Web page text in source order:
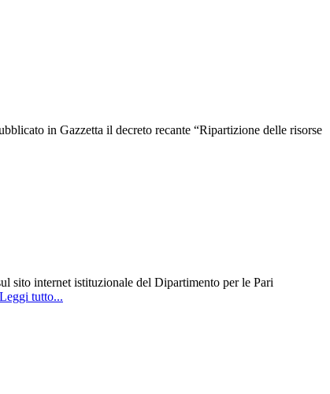
in Gazzetta il decreto recante “Ripartizione delle risorse
sito internet istituzionale del Dipartimento per le Pari
Leggi tutto...